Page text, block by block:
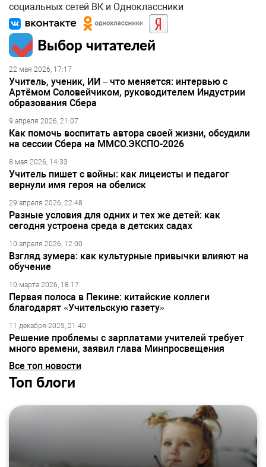
социальных сетей ВК и Одноклассники
Выбор читателей
22 мая 2026, 17:17
Учитель, ученик, ИИ – что меняется: интервью с
Артёмом Соловейчиком, руководителем Индустрии
образования Сбера
9 апреля 2026, 21:07
Как помочь воспитать автора своей жизни, обсудили
на сессии Сбера на ММСО.ЭКСПО-2026
8 мая 2026, 14:33
Учитель пишет с войны: как лицеисты и педагог
вернули имя героя на обелиск
29 апреля 2026, 22:48
Разные условия для одних и тех же детей: как
сегодня устроена среда в детских садах
10 апреля 2026, 12:00
Взгляд зумера: как культурные привычки влияют на
обучение
10 марта 2026, 18:17
Первая полоса в Пекине: китайские коллеги
благодарят «Учительскую газету»
11 декабря 2025, 21:40
Решение проблемы с зарплатами учителей требует
много времени, заявил глава Минпросвещения
Все топ новости
Топ блоги